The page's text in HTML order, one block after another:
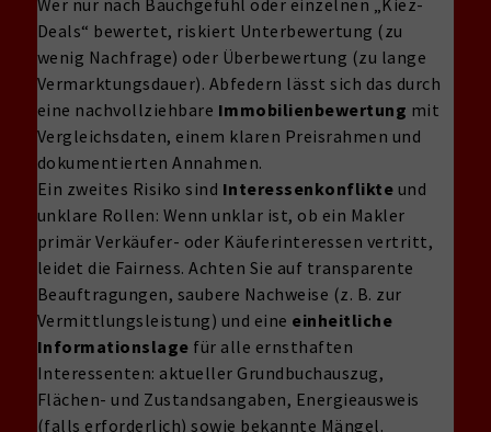
Deals“ bewertet, riskiert Unterbewertung (zu
wenig Nachfrage) oder Überbewertung (zu lange
Vermarktungsdauer). Abfedern lässt sich das durch
eine nachvollziehbare Immobilienbewertung mit
Vergleichsdaten, einem klaren Preisrahmen und
dokumentierten Annahmen.
Ein zweites Risiko sind Interessenkonflikte und
unklare Rollen: Wenn unklar ist, ob ein Makler
primär Verkäufer- oder Käuferinteressen vertritt,
leidet die Fairness. Achten Sie auf transparente
Beauftragungen, saubere Nachweise (z. B. zur
Vermittlungsleistung) und eine einheitliche
Informationslage für alle ernsthaften
Interessenten: aktueller Grundbuchauszug,
Flächen- und Zustandsangaben, Energieausweis
(falls erforderlich) sowie bekannte Mängel.